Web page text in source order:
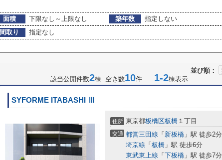
面積 下限なし～上限なし 築年数
指定しない
間取り
指定なし
並び順：
該当公開件数2棟 空き数10件 1-2棟表示
SYFORME ITABASHI Ⅲ
住所 東京都板橋区板橋 １丁目
交通 都営三田線 「 新板橋 」駅 徒歩2分
埼京線 「 板橋 」駅 徒歩6分
東武東上線 「 下板橋 」駅 徒歩7分